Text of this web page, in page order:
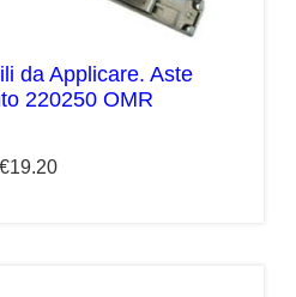
da Applicare. Aste
220250 OMR
€19.20